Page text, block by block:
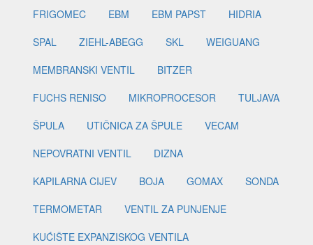
FRIGOMEC EBM EBM PAPST
HIDRIA
SPAL
ZIEHL-ABEGG SKL
WEIGUANG
MEMBRANSKI VENTIL
BITZER
FUCHS RENISO
MIKROPROCESOR
TULJAVA
ŠPULA
UTIČNICA ZA ŠPULE
VECAM
NEPOVRATNI VENTIL
DIZNA
KAPILARNA CIJEV
BOJA GOMAX
SONDA
TERMOMETAR
VENTIL ZA PUNJENJE
KUĆIŠTE EXPANZISKOG VENTILA